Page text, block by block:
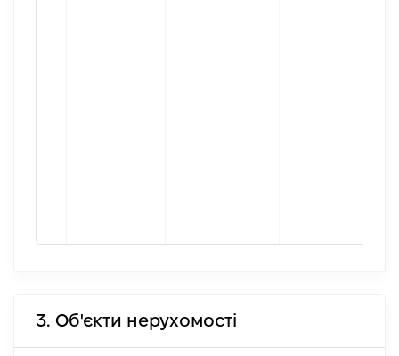
3. Об'єкти нерухомості